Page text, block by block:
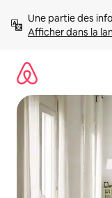
directement
Afficher dans la